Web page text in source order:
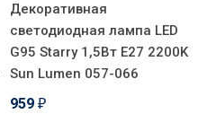
Декоративная
светодиодная лампа LED
G95 Starry 1,5Вт E27 2200K
Sun Lumen 057-066
959 ₽